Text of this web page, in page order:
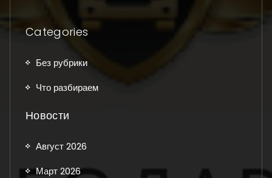
Categories
Без рубрики
Что разбираем
Новости
Август 2026
Март 2026